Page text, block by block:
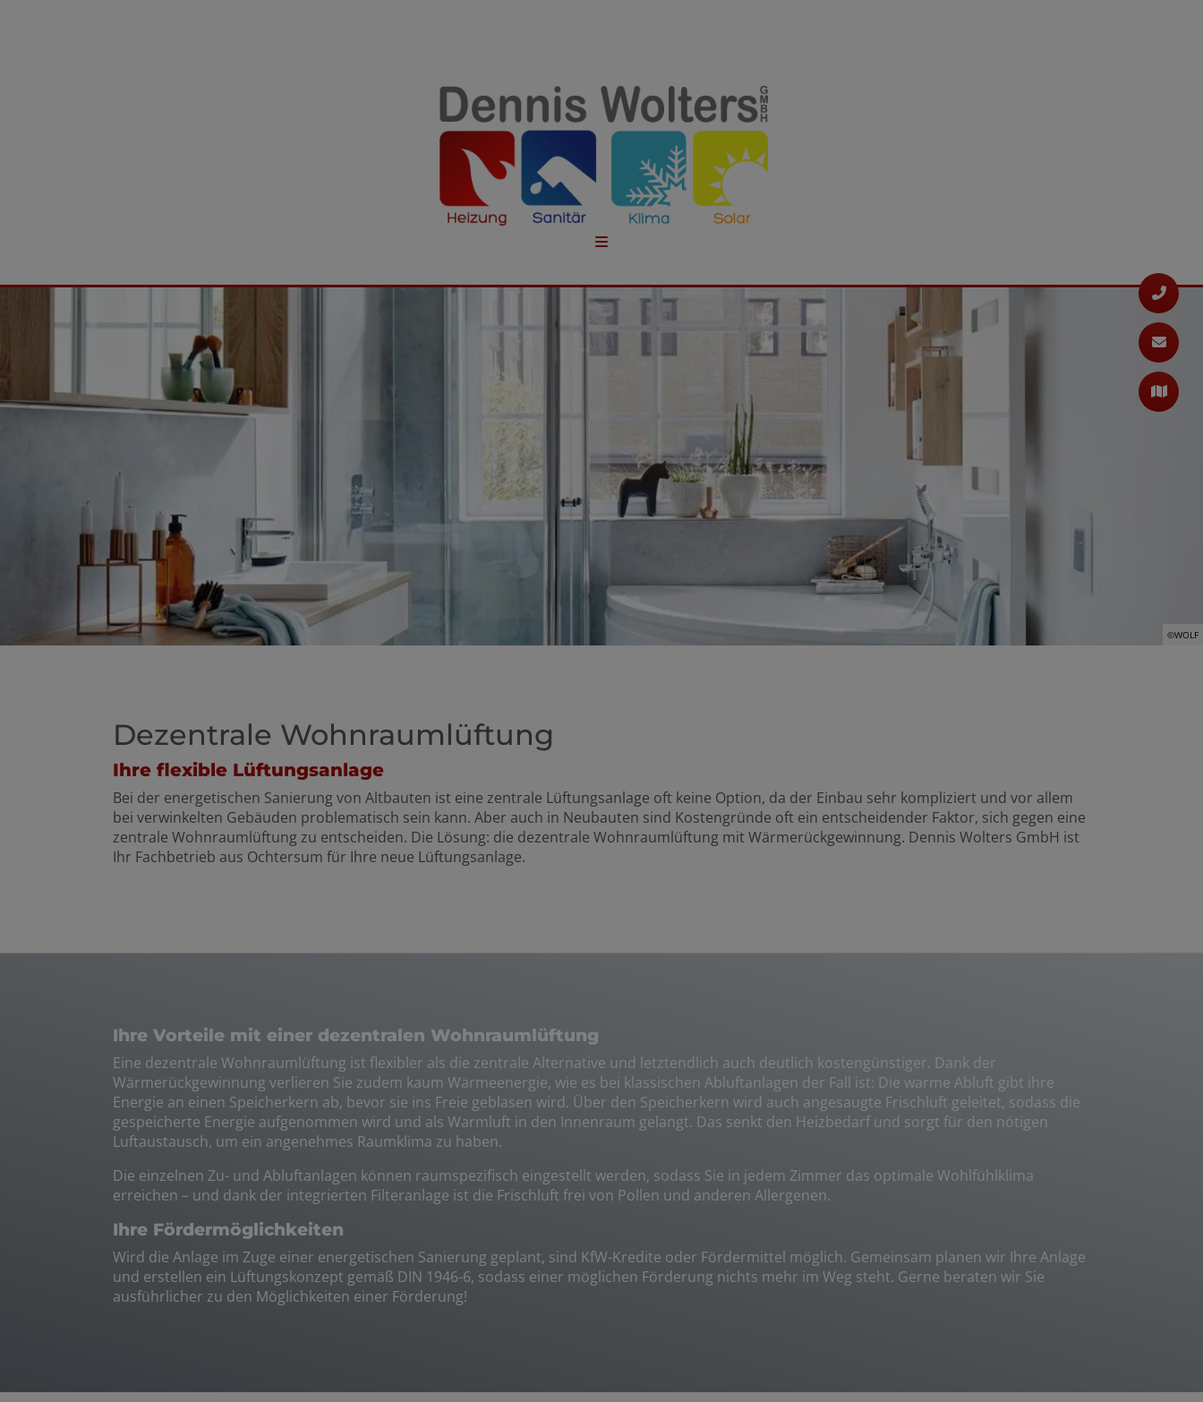
©WOLF
Dezentrale Wohnraumlüftung
Ihre flexible Lüftungsanlage
Bei der energetischen Sanierung von Altbauten ist eine zentrale Lüftungsanlage oft keine Option, da der Einbau sehr kompliziert und vor allem
bei verwinkelten Gebäuden problematisch sein kann. Aber auch in Neubauten sind Kostengründe oft ein entscheidender Faktor, sich gegen eine
zentrale Wohnraumlüftung zu entscheiden. Die Lösung: die dezentrale Wohnraumlüftung mit Wärmerückgewinnung. Dennis Wolters GmbH ist
Ihr Fachbetrieb aus Ochtersum für Ihre neue Lüftungsanlage.
Ihre Vorteile mit einer dezentralen Wohnraumlüftung
Eine dezentrale Wohnraumlüftung ist flexibler als die zentrale Alternative und letztendlich auch deutlich kostengünstiger. Dank der
Wärmerückgewinnung verlieren Sie zudem kaum Wärmeenergie, wie es bei klassischen Abluftanlagen der Fall ist: Die warme Abluft gibt ihre
Energie an einen Speicherkern ab, bevor sie ins Freie geblasen wird. Über den Speicherkern wird auch angesaugte Frischluft geleitet, sodass die
gespeicherte Energie aufgenommen wird und als Warmluft in den Innenraum gelangt. Das senkt den Heizbedarf und sorgt für den nötigen
Luftaustausch, um ein angenehmes Raumklima zu haben.
Die einzelnen Zu- und Abluftanlagen können raumspezifisch eingestellt werden, sodass Sie in jedem Zimmer das optimale Wohlfühlklima
erreichen – und dank der integrierten Filteranlage ist die Frischluft frei von Pollen und anderen Allergenen.
Ihre Fördermöglichkeiten
Wird die Anlage im Zuge einer energetischen Sanierung geplant, sind KfW-Kredite oder Fördermittel möglich. Gemeinsam planen wir Ihre Anlage
und erstellen ein Lüftungskonzept gemäß DIN 1946-6, sodass einer möglichen Förderung nichts mehr im Weg steht. Gerne beraten wir Sie
ausführlicher zu den Möglichkeiten einer Förderung!
schließen